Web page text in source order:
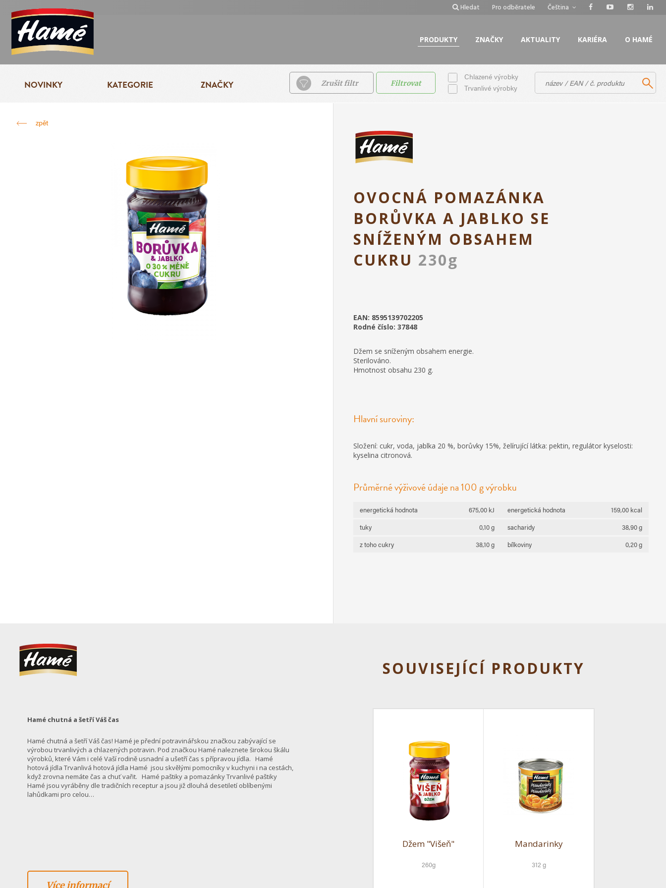
PRODUKTY ZNAČKY AKTUALITY KARIÉRA O HAMÉ
Čeština
Pro odběratele
Hledat
NOVINKY KATEGORIE ZNAČKY Zrušit filtr Filtrovat
Chlazené výrobky
Trvanlivé výrobky
OVOCNÁ POMAZÁNKA
BORŮVKA A JABLKO SE
SNÍŽENÝM OBSAHEM
CUKRU 230g
EAN: 8595139702205
Rodné číslo: 37848
Džem se sníženým obsahem energie.
Sterilováno.
Hmotnost obsahu 230 g.
Hlavní suroviny:
Složení: cukr, voda, jablka 20 %, borůvky 15%, želírující látka: pektin, regulátor kyselosti:
kyselina citronová.
Průměrné výživové údaje na 100 g výrobku
energetická hodnota 675,00 kJ energetická hodnota
159,00 kcal
tuky
0,10 g sacharidy
38,90 g
z toho cukry
38,10 g bílkoviny 0,20 g
zpět
Hamé chutná a šetří Váš čas
Hamé chutná a šetří Váš čas! Hamé je přední potravinářskou značkou zabývající se
výrobou trvanlivých a chlazených potravin. Pod značkou Hamé naleznete širokou škálu
výrobků, které Vám i celé Vaší rodině usnadní a ušetří čas s přípravou jídla. Hamé
hotová jídla Trvanlivá hotová jídla Hamé jsou skvělými pomocníky v kuchyni i na cestách,
když zrovna nemáte čas a chuť vařit. Hamé paštiky a pomazánky Trvanlivé paštiky
Hamé jsou vyráběny dle tradičních receptur a jsou již dlouhá desetiletí oblíbenými
lahůdkami pro celou…
Více informací
SOUVISEJÍCÍ PRODUKTY
Džem "Višeň"
260g
Mandarinky
312 g